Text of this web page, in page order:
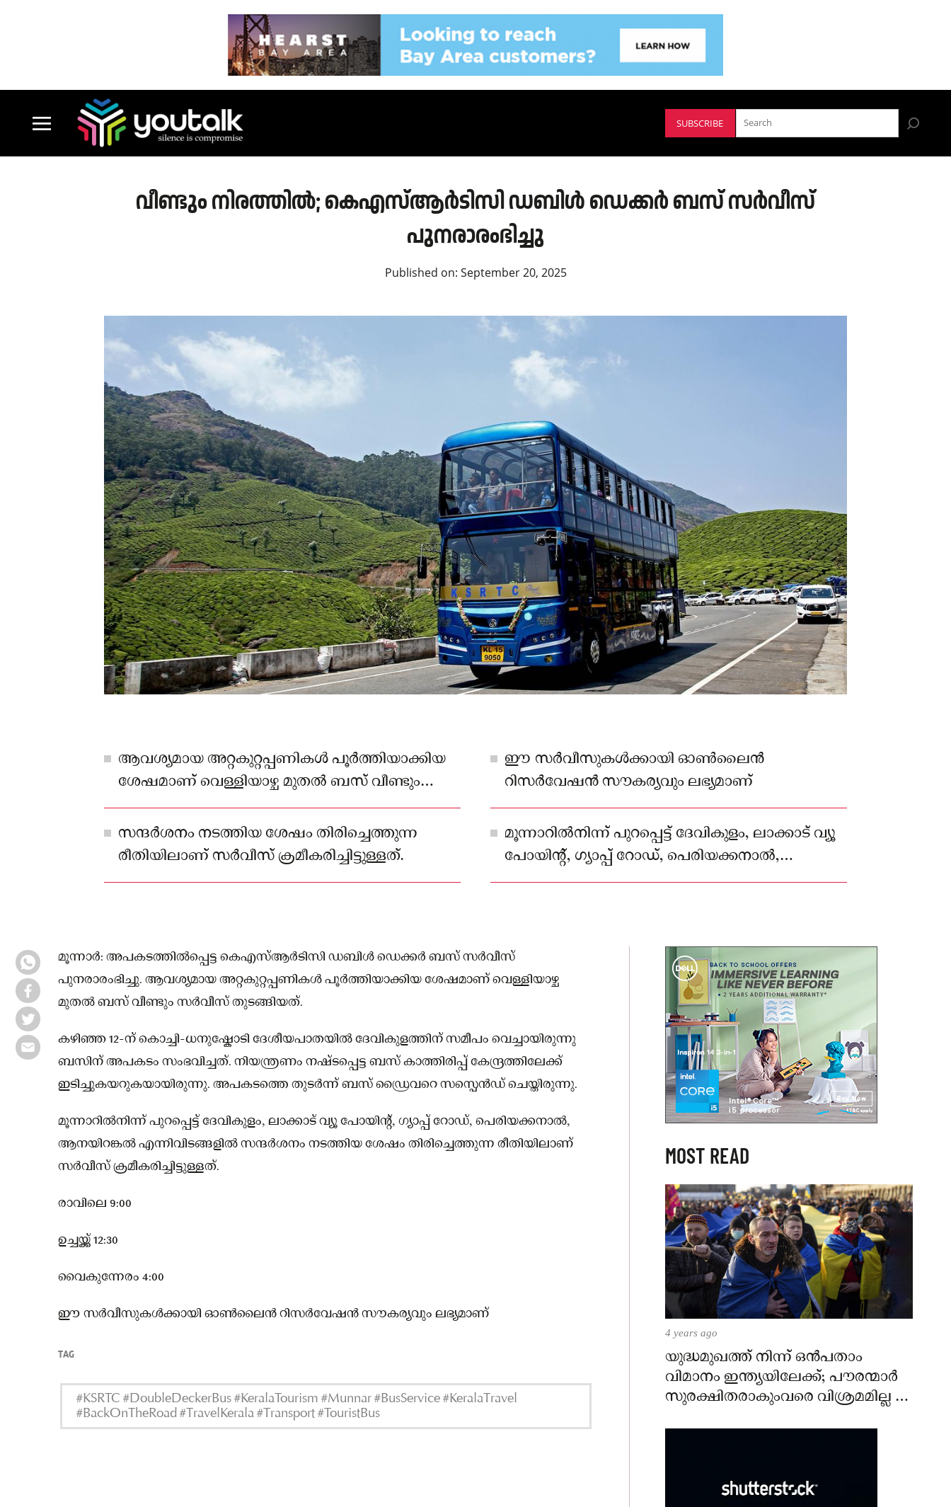
SUBSCRIBE
വീണ്ടും നിരത്തിൽ; കെഎസ്ആർടിസി ഡബിൾ ഡെക്കർ ബസ് സർവീസ്
പുനരാരംഭിച്ചു
Published on: September 20, 2025
ആവശ്യമായ അറ്റകുറ്റപ്പണികൾ പൂർത്തിയാക്കിയ
ശേഷമാണ് വെള്ളിയാഴ്ച മുതൽ ബസ് വീണ്ടും
സർവീസ് തുടങ്ങിയത്.
ഈ സർവീസുകൾക്കായി ഓൺലൈൻ
റിസർവേഷൻ സൗകര്യവും ലഭ്യമാണ്
സന്ദർശനം നടത്തിയ ശേഷം തിരിച്ചെത്തുന്ന
രീതിയിലാണ് സർവീസ് ക്രമീകരിച്ചിട്ടുള്ളത്.
മൂന്നാറിൽനിന്ന് പുറപ്പെട്ട് ദേവികുളം, ലാക്കാട് വ്യൂ
പോയിന്റ്, ഗ്യാപ്പ് റോഡ്, പെരിയക്കനാൽ,
ആനയിറങ്കൽ
മൂന്നാർ: അപകടത്തിൽപ്പെട്ട കെഎസ്ആർടിസി ഡബിൾ ഡെക്കർ ബസ് സർവീസ്
പുനരാരംഭിച്ചു. ആവശ്യമായ അറ്റകുറ്റപ്പണികൾ പൂർത്തിയാക്കിയ ശേഷമാണ് വെള്ളിയാഴ്ച
മുതൽ ബസ് വീണ്ടും സർവീസ് തുടങ്ങിയത്.
കഴിഞ്ഞ 12-ന് കൊച്ചി-ധനുഷ്കോടി ദേശീയപാതയിൽ ദേവികുളത്തിന് സമീപം വെച്ചായിരുന്നു
ബസിന് അപകടം സംഭവിച്ചത്. നിയന്ത്രണം നഷ്ടപ്പെട്ട ബസ് കാത്തിരിപ്പ് കേന്ദ്രത്തിലേക്ക്
ഇടിച്ചുകയറുകയായിരുന്നു. അപകടത്തെ തുടർന്ന് ബസ് ഡ്രൈവറെ സസ്പെൻഡ് ചെയ്തിരുന്നു.
മൂന്നാറിൽനിന്ന് പുറപ്പെട്ട് ദേവികുളം, ലാക്കാട് വ്യൂ പോയിന്റ്, ഗ്യാപ്പ് റോഡ്, പെരിയക്കനാൽ,
ആനയിറങ്കൽ എന്നിവിടങ്ങളിൽ സന്ദർശനം നടത്തിയ ശേഷം തിരിച്ചെത്തുന്ന രീതിയിലാണ്
സർവീസ് ക്രമീകരിച്ചിട്ടുള്ളത്.
രാവിലെ 9:00
ഉച്ചയ്ക്ക് 12:30
വൈകുന്നേരം 4:00
ഈ സർവീസുകൾക്കായി ഓൺലൈൻ റിസർവേഷൻ സൗകര്യവും ലഭ്യമാണ്
TAG
#KSRTC #DoubleDeckerBus #KeralaTourism #Munnar #BusService #KeralaTravel
#BackOnTheRoad #TravelKerala #Transport #TouristBus
MOST READ
4 years ago
യുദ്ധമുഖത്ത് നിന്ന് ഒൻപതാം
വിമാനം ഇന്ത്യയിലേക്ക്; പൗരന്മാർ
സുരക്ഷിതരാകുംവരെ വിശ്രമമില്ല –